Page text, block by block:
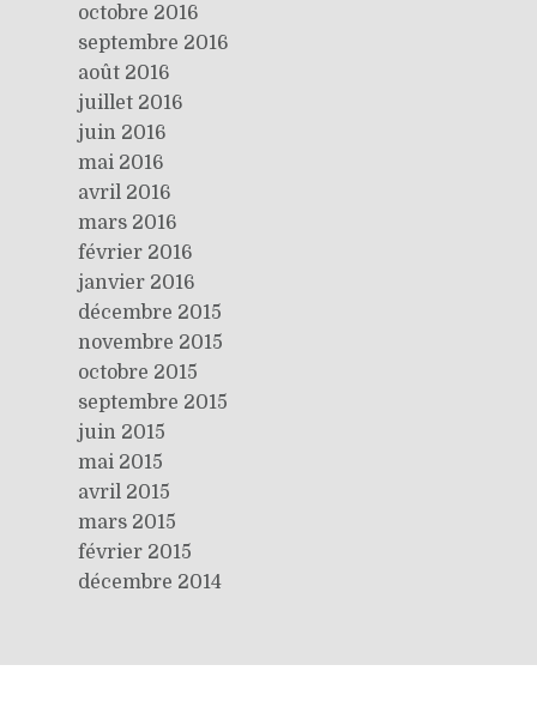
octobre 2016
septembre 2016
août 2016
juillet 2016
juin 2016
mai 2016
avril 2016
mars 2016
février 2016
janvier 2016
décembre 2015
novembre 2015
octobre 2015
septembre 2015
juin 2015
mai 2015
avril 2015
mars 2015
février 2015
décembre 2014